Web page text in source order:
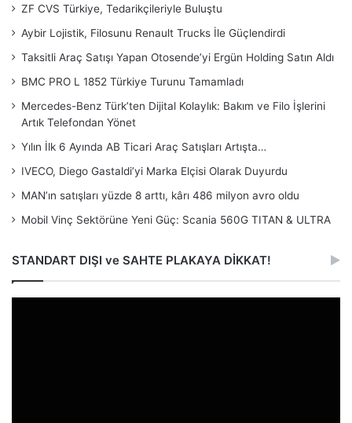
ZF CVS Türkiye, Tedarikçileriyle Buluştu
Aybir Lojistik, Filosunu Renault Trucks İle Güçlendirdi
Taksitli Araç Satışı Yapan Otosende’yi Ergün Holding Satın Aldı
BMC PRO L 1852 Türkiye Turunu Tamamladı
Mercedes-Benz Türk’ten Dijital Kolaylık: Bakım ve Filo İşlerini
Artık Telefondan Yönet
Yılın İlk 6 Ayında AB Ticari Araç Satışları Artışta…
IVECO, Diego Gastaldi’yi Marka Elçisi Olarak Duyurdu
MAN’ın satışları yüzde 8 arttı, kârı 486 milyon avro oldu
Mobil Vinç Sektörüne Yeni Güç: Scania 560G TITAN & ULTRA
STANDART DIŞI ve SAHTE PLAKAYA DİKKAT!